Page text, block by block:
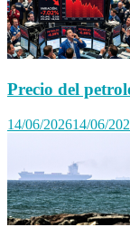
Precio del
14/06/202614/06/